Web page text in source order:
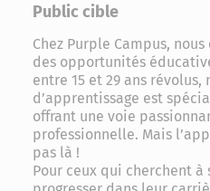
Public cible
Chez Purple Campus,
des opportunités
entre 15 et 29 ans révolus,
d’apprentissage est
offrant une voie
professionnelle. Mais
pas là !
Pour ceux qui cherchent à